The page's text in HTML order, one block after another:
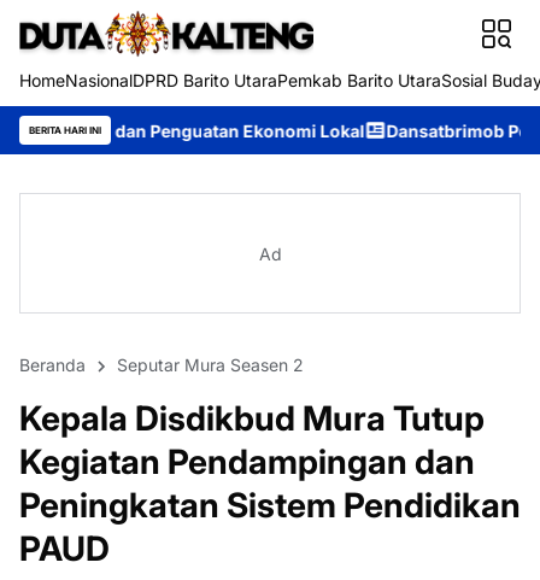
HomeNasionalDPRD Barito UtaraPemkab Barito UtaraSosial
BERITA HARI INIEkonomi Lokal Dansatbrimob Polda Kalteng
Ad
Beranda Seputar Mura Seasen 2
Kepala Disdikbud Mura Tutup
Kegiatan Pendampingan dan
Peningkatan Sistem Pendidikan
PAUD